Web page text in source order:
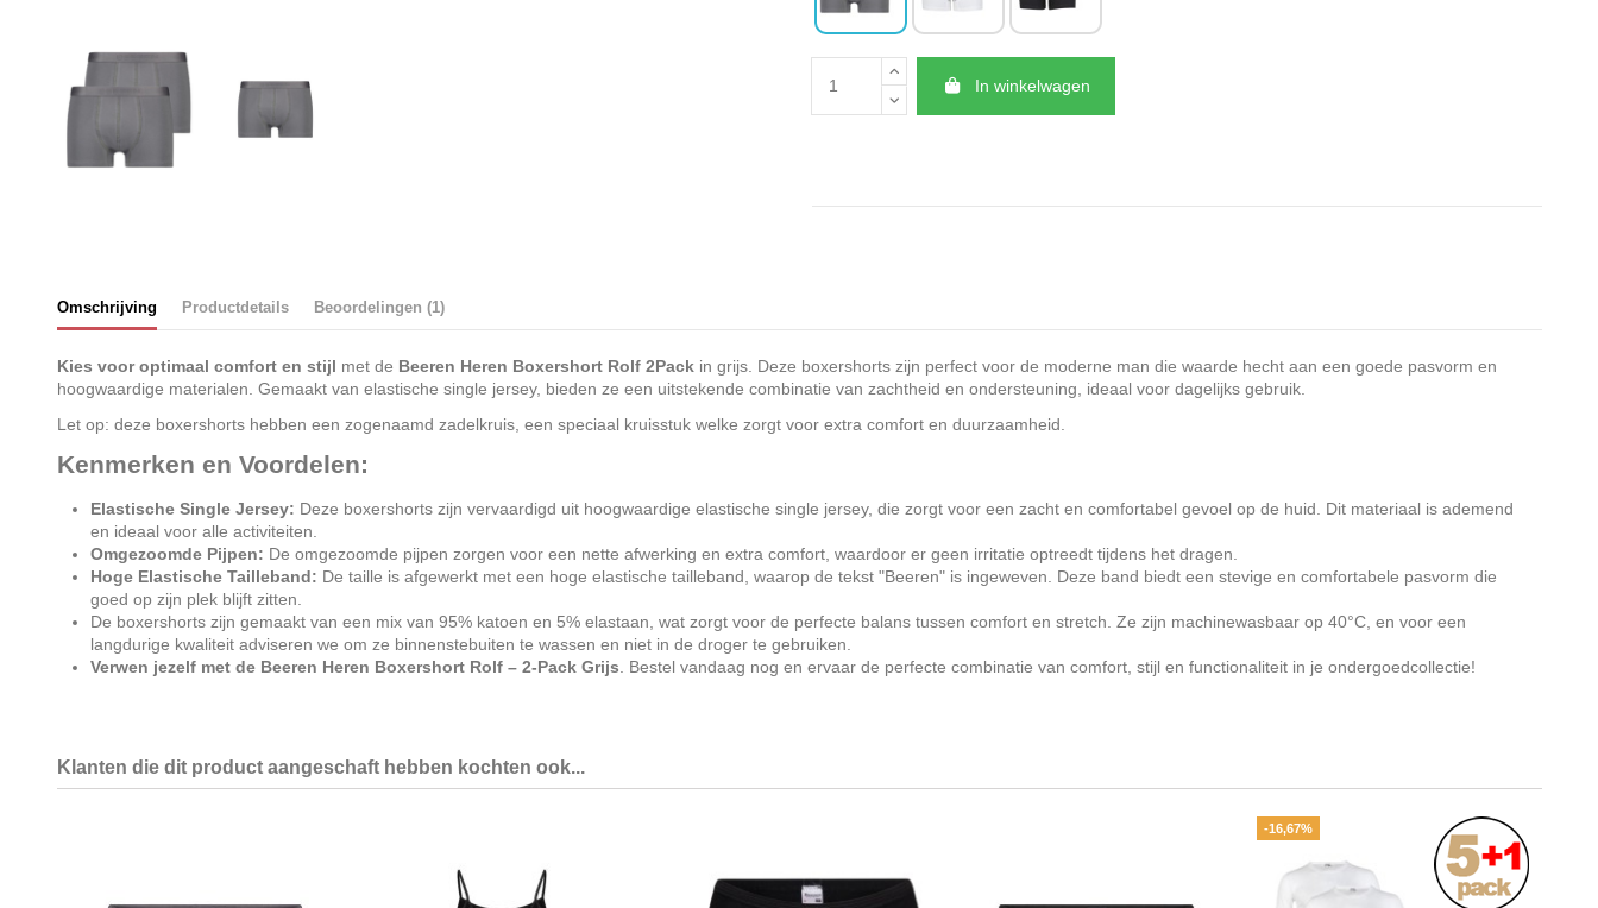
In winkelwagen
Omschrijving Productdetails Beoordelingen (1)
Kies voor optimaal comfort en stijl met de Beeren Heren Boxershort Rolf 2Packin grijs. Deze boxershorts zijn perfect voor de moderne man die waarde hecht aan een goede pasvorm en
hoogwaardige materialen. Gemaakt van elastische single jersey, bieden ze een uitstekende combinatie van zachtheid en ondersteuning, ideaal voor dagelijks gebruik.
Let op: deze boxershorts hebben een zogenaamd zadelkruis, een speciaal kruisstuk welke zorgt voor extra comfort en duurzaamheid.
Kenmerken en Voordelen:
Elastische Single Jersey: Deze boxershorts zijn vervaardigd uit hoogwaardige elastische single jersey, die zorgt voor een zacht en comfortabel gevoel op de huid. Dit materiaal is ademend
en ideaal voor alle activiteiten.
Omgezoomde Pijpen: De omgezoomde pijpen zorgen voor een nette afwerking en extra comfort, waardoor er geen irritatie optreedt tijdens het dragen.
Hoge Elastische Tailleband: De taille is afgewerkt met een hoge elastische tailleband, waarop de tekst "Beeren" is ingeweven. Deze band biedt een stevige en comfortabele pasvorm die
goed op zijn plek blijft zitten.
De boxershorts zijn gemaakt van een mix van 95% katoen en 5% elastaan, wat zorgt voor de perfecte balans tussen comfort en stretch. Ze zijn machinewasbaar op 40°C, en voor een
langdurige kwaliteit adviseren we om ze binnenstebuiten te wassen en niet in de droger te gebruiken.
Verwen jezelf met de Beeren Heren Boxershort Rolf – 2-Pack Grijs. Bestel vandaag nog en ervaar de perfecte combinatie van comfort, stijl en functionaliteit in je ondergoedcollectie!
Klanten die dit product aangeschaft hebben kochten ook...
-16,67%